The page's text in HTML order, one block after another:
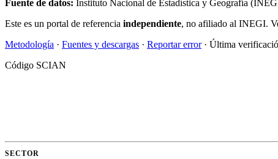
Fuente de datos: Instituto Nacional de Estadística y Geografía
Este es un portal de referencia independiente, no afiliado al INEGI.
Metodología · Fuentes y descargas · Reportar error· Última
Código SCIAN
SECTOR